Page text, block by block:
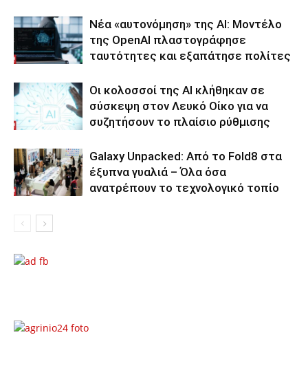
Νέα «αυτονόμηση» της AI: Μοντέλο
της OpenAI πλαστογράφησε
ταυτότητες και εξαπάτησε πολίτες
Οι κολοσσοί της ΑΙ κλήθηκαν σε
σύσκεψη στον Λευκό Οίκο για να
συζητήσουν το πλαίσιο ρύθμισης
Galaxy Unpacked: Από το Fold8 στα
έξυπνα γυαλιά – Όλα όσα
ανατρέπουν το τεχνολογικό τοπίο